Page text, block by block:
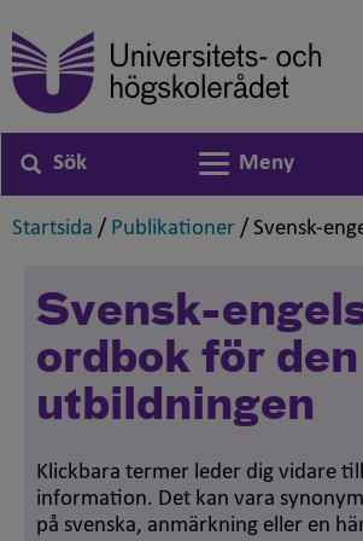
Sök
Växla navigering
Meny
Startsida ,
/ Publikationer ,
/ Svensk-
Svensk-
ordbok för
utbildningen
Klickbara termer leder dig vidare
information. Det kan vara
på svenska, anmärkning eller en